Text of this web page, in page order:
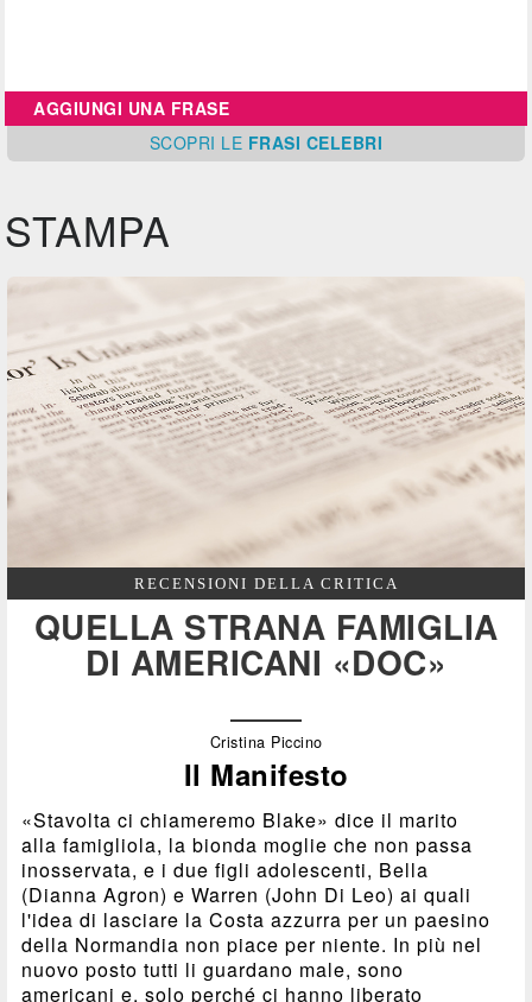
AGGIUNGI UNA FRASE
SCOPRI LE FRASI CELEBRI
STAMPA
RECENSIONI DELLA CRITICA
QUELLA STRANA FAMIGLIA
DI AMERICANI «DOC»
Cristina Piccino
Il Manifesto
«Stavolta ci chiameremo Blake» dice il marito
alla famigliola, la bionda moglie che non passa
inosservata, e i due figli adolescenti, Bella
(Dianna Agron) e Warren (John Di Leo) ai quali
l'idea di lasciare la Costa azzurra per un paesino
della Normandia non piace per niente. In più nel
nuovo posto tutti li guardano male, sono
americani e, solo perché ci hanno liberato